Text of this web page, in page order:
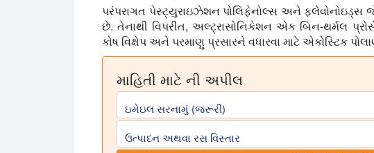
પરંપરાગત પેસ્ટ્યુરાઇઝેશન પોલિફેનોલ્સ અને ફ્લેવોનોઇડ્સ
છે. તેનાથી વિપરીત, અલ્ટ્રાસોનિકેશન એક બિન-થર્મલ
કોષ વિક્ષેપ અને પરમાણુ પ્રસારને વધારવા માટે એકોસ્ટિક
માહિતી માટે ની અપીલ
ઇમેઇલ સરનામું (જરૂરી)
ઉત્પાદન અથવા રસ વિસ્તાર